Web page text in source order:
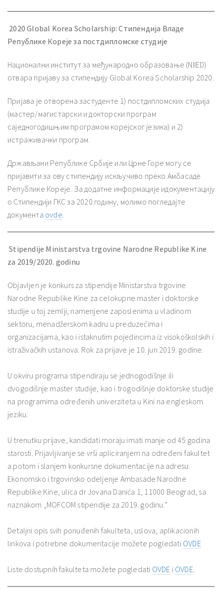
2020 Global Korea Scholarship: Стипендија Владе
Републике Кореје за постдипломске студије
Национални институт за међународно образовање (NIIED)
отвара пријаву за стипендију Global Korea Scholarship 2020.
Пријава је отворена застуденте 1) постдипломских студија
(мастер/магистарски и докторски програм
саједногодишњим програмом корејског језика) и 2)
истраживачки програм.
Држављани Републике Србије или Црне Горе могу се
пријавити за ову стипендију искључиво преко Амбасаде
Републике Кореје. За додатне информације идокументацију
о Стипендији ГКС за 2020.годину, молимо погледајте
документа ovde
Stipendije Ministarstva trgovine Narodne Republike Kine
za 2019/2020. godinu
Objavljen je konkurs za stipendije Ministarstva trgovine
Narodne Republike Kine za celokupne master i doktorske
studije u toj zemlji, namenjene zaposlenima u vladinom
sektoru, menadžerskom kadru u preduzećima i
organizacijama, kao i istaknutim pojedincima iz visokoškolskih i
istraživačkih ustanova. Rok za prijave je 10. jun 2019. godine.
U okviru programa stipendiraju se jednogodišnje ili
dvogodišnje master studije, kao i trogodišnje doktorske studije
na programima određenih univerziteta u Kini na engleskom
jeziku.
U trenutku prijave, kandidati moraju imati manje od 45 godina
starosti. Prijavljivanje se vrši apliciranjem na određeni fakultet
a potom i slanjem konkursne dokumentacije na adresu:
Ekonomsko i trgovinsko odeljenje Ambasade Narodne
Republike Kine, ulica dr Jovana Danića 1, 11000 Beograd, sa
naznakom „MOFCOM stipendije za 2019. godinu.”
Detaljni opis svih ponuđenih fakulteta, uslova, aplikacionih
linkova i potrebne dokumentacije možete pogledati OVDE
Liste dostupnih fakulteta možete pogledati OVDE i OVDE